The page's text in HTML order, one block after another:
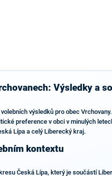
Výsledky a
výsledků pro obec
preference v obci v minulých
Lípa a celý Liberecký kraj.
kontextu
Česká Lípa, který je součástí